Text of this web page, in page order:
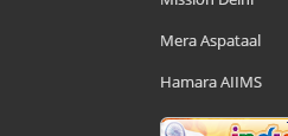
Mera Aspataal
Hamara AIIMS